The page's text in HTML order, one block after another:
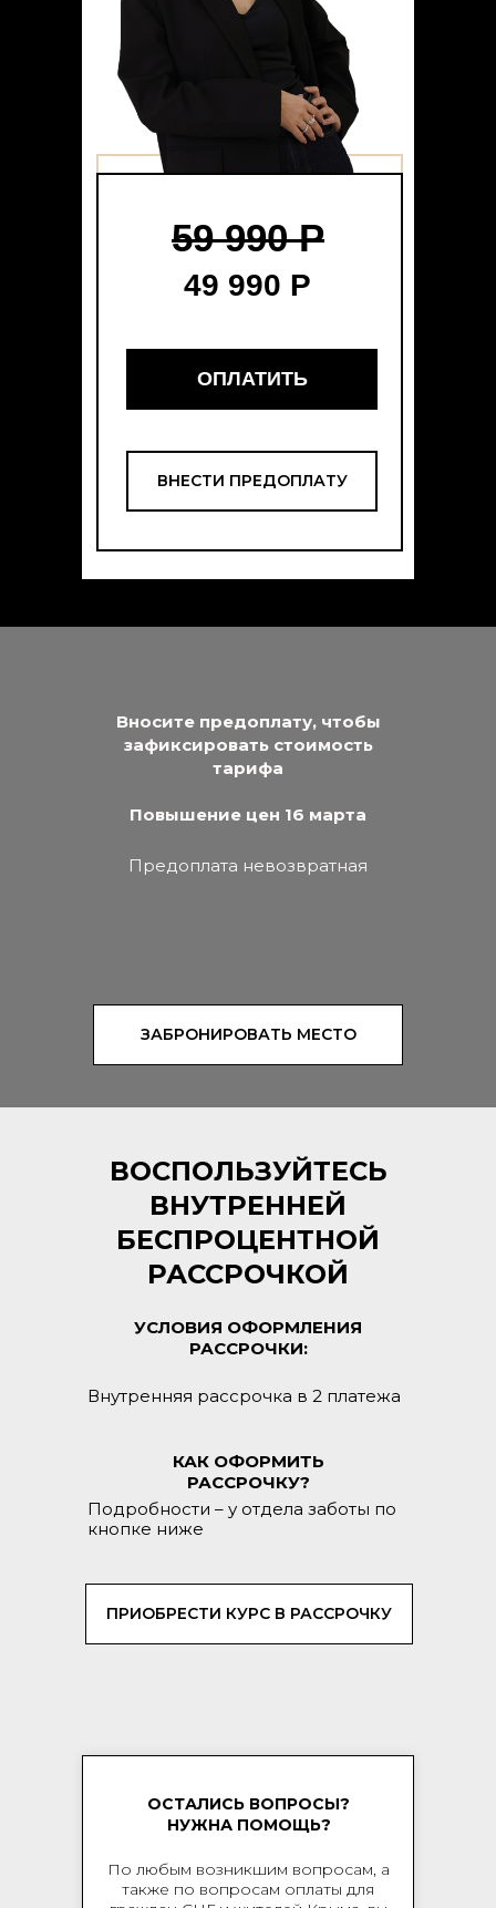
49 990 Р
ОПЛАТИТЬ
ВНЕСТИ ПРЕДОПЛАТУ
59 990 Р
Предоплата невозвратная
Вносите предоплату, чтобы
зафиксировать стоимость
тарифа
Повышение цен 16 марта
ЗАБРОНИРОВАТЬ МЕСТО
УСЛОВИЯ ОФОРМЛЕНИЯ
РАССРОЧКИ:
ВОСПОЛЬЗУЙТЕСЬ
ВНУТРЕННЕЙ
БЕСПРОЦЕНТНОЙ
РАССРОЧКОЙ
Внутренняя рассрочка в 2 платежа
ПРИОБРЕСТИ КУРС В РАССРОЧКУ
По любым возникшим вопросам, а
также по вопросам оплаты для
ОСТАЛИСЬ ВОПРОСЫ?
НУЖНА ПОМОЩЬ?
Подробности – у отдела заботы по
кнопке ниже
КАК ОФОРМИТЬ
РАССРОЧКУ?